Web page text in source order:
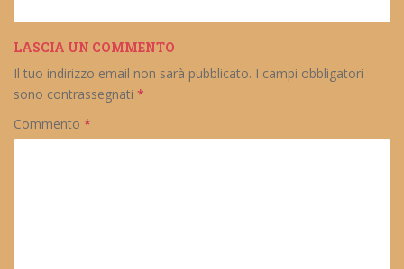
LASCIA UN COMMENTO
Il tuo indirizzo email non sarà pubblicato. I campi obbligatori
sono contrassegnati *
Commento *